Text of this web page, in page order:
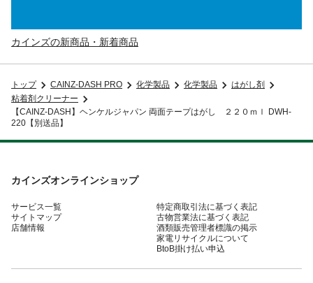
カインズの新商品・新着商品
トップ CAINZ-DASH PRO 化学製品 化学製品
はがし剤
粘着剤クリーナー
【CAINZ-DASH】ヘンケルジャパン 両面テープはがし ２２０ｍｌ DWH-
220【別送品】
カインズオンラインショップ
サービス一覧
サイトマップ
店舗情報
特定商取引法に基づく表記
古物営業法に基づく表記
酒類販売管理者標識の掲示
家電リサイクルについて
BtoB掛け払い申込